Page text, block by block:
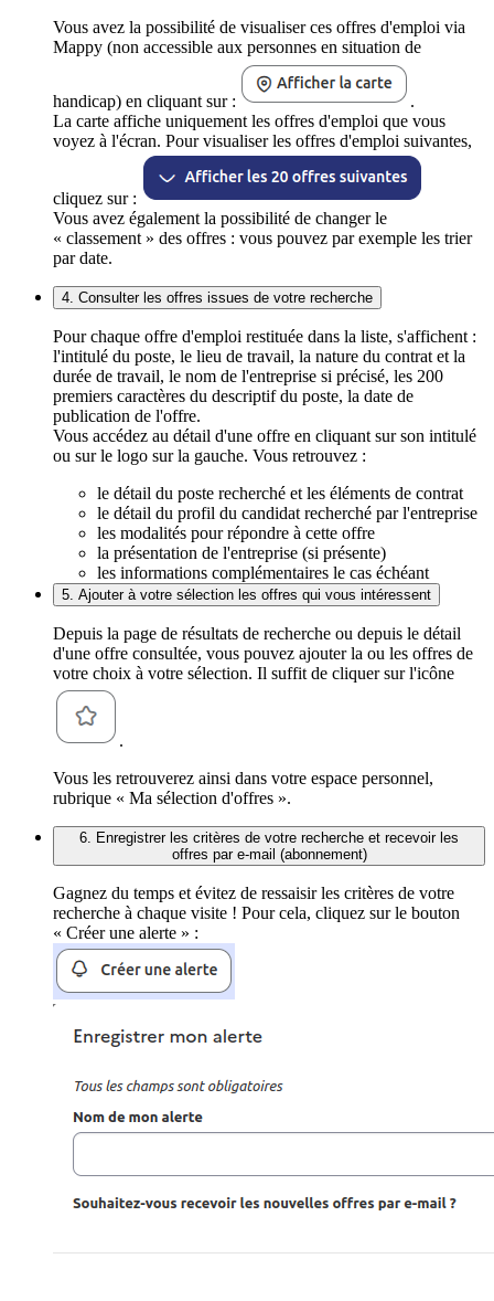
Vous avez la possibilité de visualiser ces offres d'emploi via
Mappy (non accessible aux personnes en situation de
handicap) en cliquant sur :
.
La carte affiche uniquement les offres d'emploi que vous
voyez à l'écran. Pour visualiser les offres d'emploi suivantes,
cliquez sur :
Vous avez également la possibilité de changer le
« classement » des offres : vous pouvez par exemple les trier
par date.
4. Consulter les offres issues de votre recherche
Pour chaque offre d'emploi restituée dans la liste, s'affichent :
l'intitulé du poste, le lieu de travail, la nature du contrat et la
durée de travail, le nom de l'entreprise si précisé, les 200
premiers caractères du descriptif du poste, la date de
publication de l'offre.
Vous accédez au détail d'une offre en cliquant sur son intitulé
ou sur le logo sur la gauche. Vous retrouvez :
le détail du poste recherché et les éléments de contrat
le détail du profil du candidat recherché par l'entreprise
les modalités pour répondre à cette offre
la présentation de l'entreprise (si présente)
les informations complémentaires le cas échéant
5. Ajouter à votre sélection les offres qui vous intéressent
Depuis la page de résultats de recherche ou depuis le détail
d'une offre consultée, vous pouvez ajouter la ou les offres de
votre choix à votre sélection. Il suffit de cliquer sur l'icône
.
Vous les retrouverez ainsi dans votre espace personnel,
rubrique « Ma sélection d'offres ».
6. Enregistrer les critères de votre recherche et recevoir les
offres par e-mail (abonnement)
Gagnez du temps et évitez de ressaisir les critères de votre
recherche à chaque visite ! Pour cela, cliquez sur le bouton
« Créer une alerte » :